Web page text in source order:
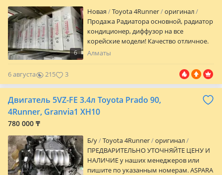
6
Новая Toyota 4Runner
оригинал
Продажа Радиатора основной, радиатор
кондиционер, диффузор на все
корейские модели! Качество отличное.
Гарантия возврат 14 дней! Имеется
наличными, Gold, RED Расрочка!
Алматы
6 августа 215 3
Двигатель 5VZ-FE 3.4л Toyota Prado 90,
4Runner, Granvia1 XH10
780 000 ₸
Б/y Toyota 4Runner
оригинал
ПРЕДВАРИТЕЛЬНО УТОЧНЯЙТЕ ЦЕНУ И
НАЛИЧИЕ у наших менеджеров или
пишите по указанным номерам. ASPARA